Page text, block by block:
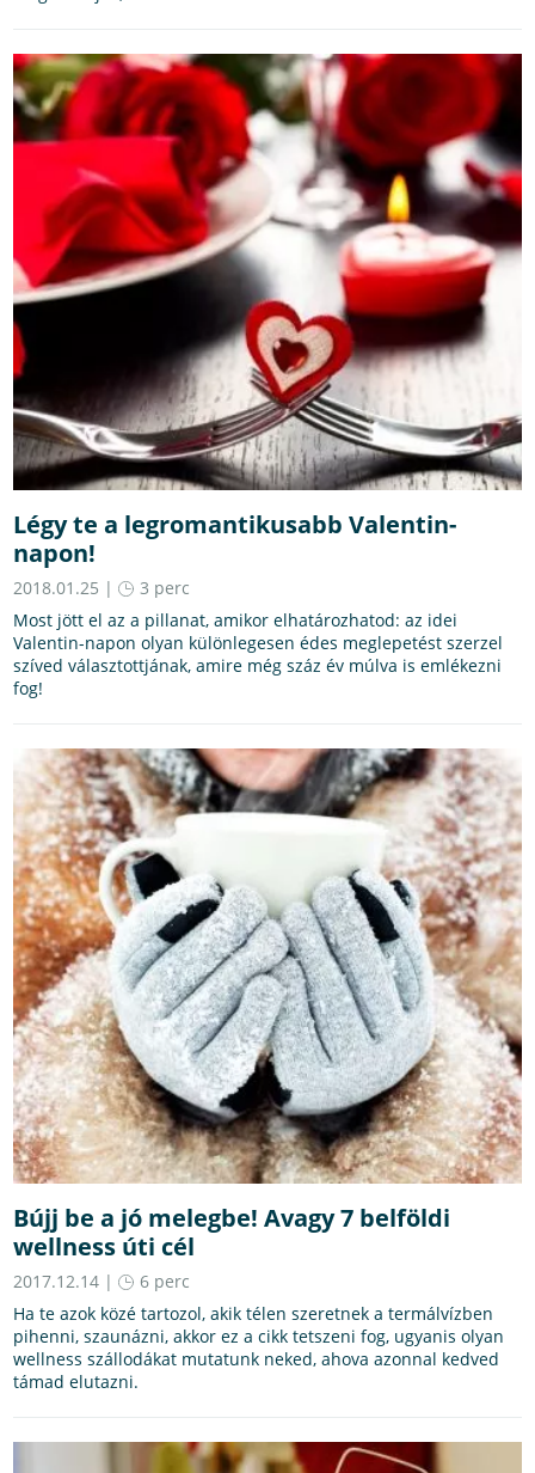
Légy te a legromantikusabb Valentin-
napon!
2018.01.25 |
3 perc
Most jött el az a pillanat, amikor elhatározhatod: az idei
Valentin-napon olyan különlegesen édes meglepetést szerzel
szíved választottjának, amire még száz év múlva is emlékezni
fog!
Bújj be a jó melegbe! Avagy 7 belföldi
wellness úti cél
2017.12.14 |
6 perc
Ha te azok közé tartozol, akik télen szeretnek a termálvízben
pihenni, szaunázni, akkor ez a cikk tetszeni fog, ugyanis olyan
wellness szállodákat mutatunk neked, ahova azonnal kedved
támad elutazni.